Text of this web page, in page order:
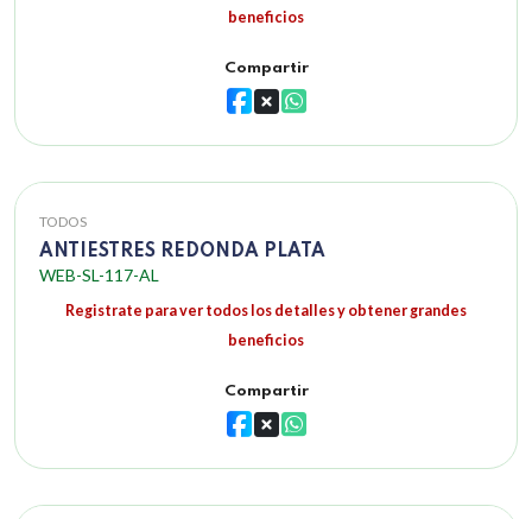
beneficios
Compartir
TODOS
ANTIESTRES REDONDA PLATA
WEB-SL-117-AL
Registrate para ver todos los detalles y obtener grandes
beneficios
Compartir